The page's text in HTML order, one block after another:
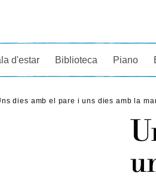
d'estar Biblioteca Piano
dies amb el pare i uns dies amb la